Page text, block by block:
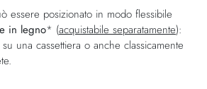
essere posizionato in modo flessibile
in legno* (acquistabile separatamente):
una cassettiera o anche classicamente